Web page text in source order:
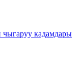
кадамдары